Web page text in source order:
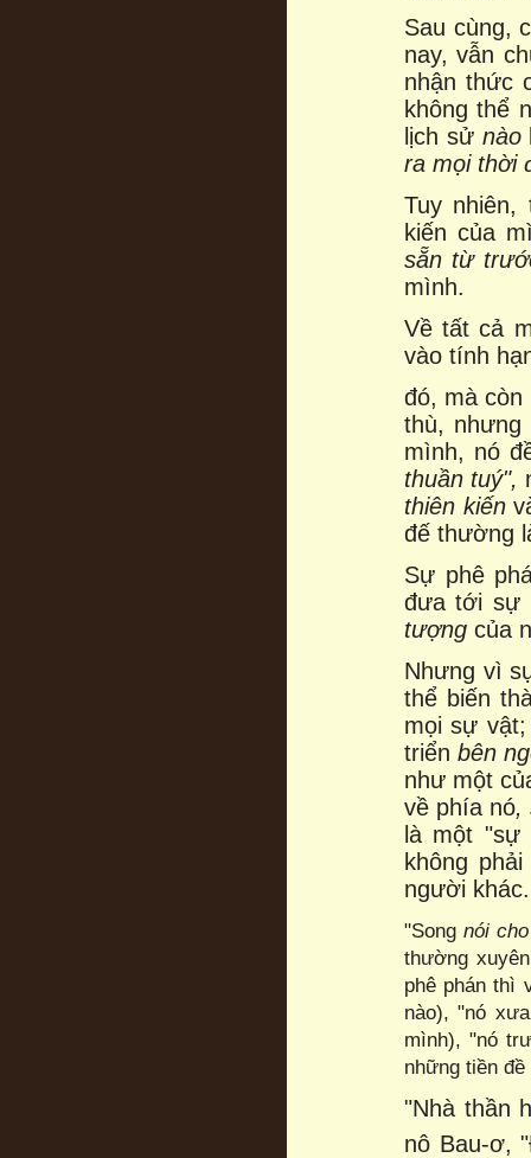
Sau cùng,
nay, vẫn
nhận thức
không thể
lịch sử nào
ra mọi thời
Tuy
kiến của
sẵn từ
mình.
Về tất cả
vào tính
đó, mà còn
thù,
mình, nó
thuần tuý",
thiên kiến
đế thường
Sự phê
đưa tới sự
tượng của
Nhưng vì
thể biến
mọi sự
triểnbên
như một
về phía nó,
là một "sự
không
người khác.
"Song nói
thường
phê phán thì
nào), "nó
mình), "nó
những tiền
"Nhà thần
nô Bau-ơ,